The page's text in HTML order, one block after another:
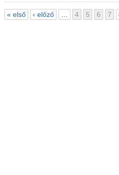
« első ‹ előző … 4 5 6 7